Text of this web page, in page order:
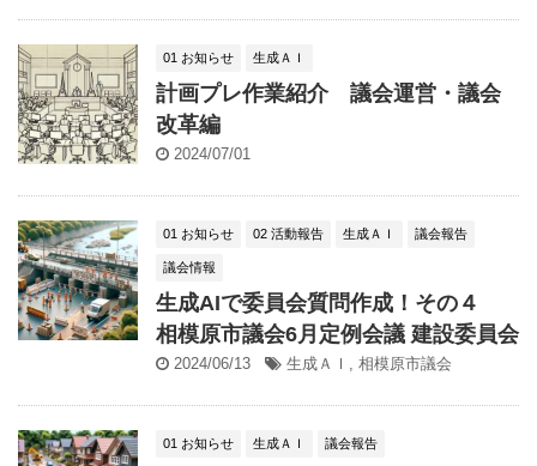
01 お知らせ 生成ＡＩ
計画プレ作業紹介 議会運営・議会
改革編
2024/07/01
01 お知らせ 02 活動報告 生成ＡＩ 議会報告
議会情報
生成AIで委員会質問作成！その４
相模原市議会6月定例会議 建設委員会
2024/06/13 生成ＡＩ , 相模原市議会
01 お知らせ 生成ＡＩ 議会報告